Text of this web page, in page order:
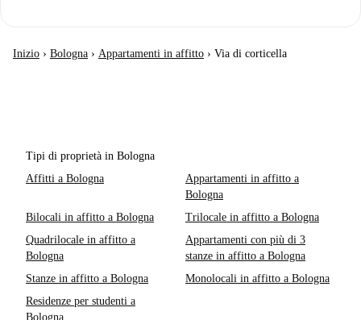
Inizio › Bologna › Appartamenti in affitto › Via di corticella
Tipi di proprietà in Bologna
Affitti a Bologna
Appartamenti in affitto a
Bologna
Bilocali in affitto a Bologna
Trilocale in affitto a Bologna
Quadrilocale in affitto a
Bologna
Appartamenti con più di 3
stanze in affitto a Bologna
Stanze in affitto a Bologna
Monolocali in affitto a Bologna
Residenze per studenti a
Bologna